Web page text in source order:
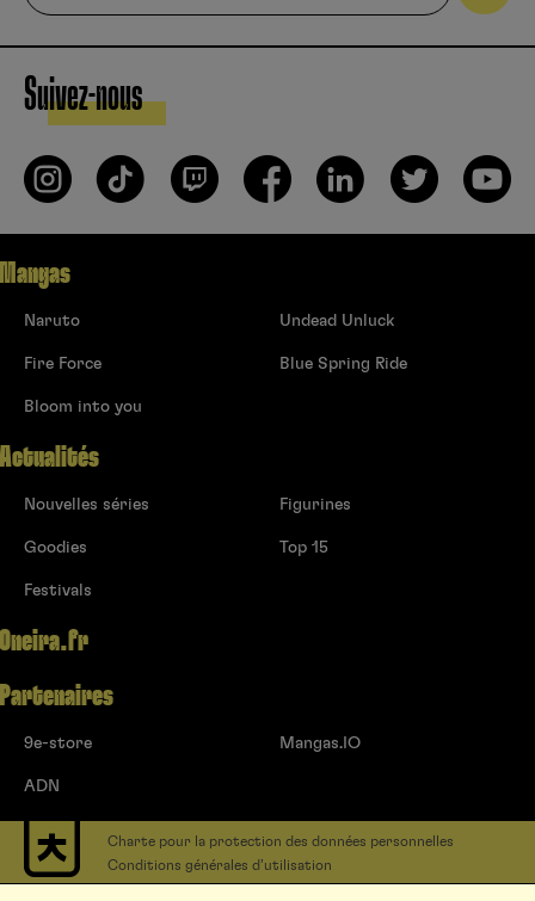
Suivez-nous
Mangas
Naruto
Fire Force
Bloom into you
Undead Unluck
Blue Spring Ride
Actualités
Nouvelles séries
Goodies
Festivals
Figurines
Top 15
Oneira.fr
Partenaires
9e-store
ADN
Mangas.IO
Charte pour la protection des données personnelles
Conditions générales d’utilisation